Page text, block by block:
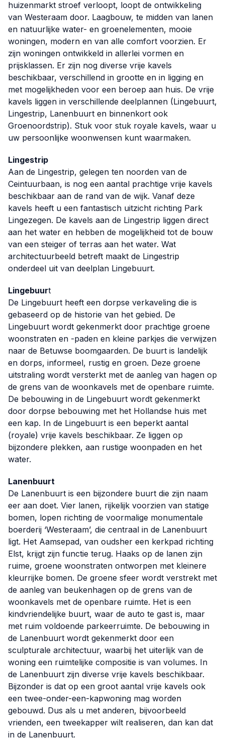
huizenmarkt stroef verloopt, loopt de ontwikkeling
van Westeraam door. Laagbouw, te midden van lanen
en natuurlijke water- en groenelementen, mooie
woningen, modern en van alle comfort voorzien. Er
zijn woningen ontwikkeld in allerlei vormen en
prijsklassen. Er zijn nog diverse vrije kavels
beschikbaar, verschillend in grootte en in ligging en
met mogelijkheden voor een beroep aan huis. De vrije
kavels liggen in verschillende deelplannen (Lingebuurt,
Lingestrip, Lanenbuurt en binnenkort ook
Groenoordstrip). Stuk voor stuk royale kavels, waar u
uw persoonlijke woonwensen kunt waarmaken.
Lingestrip
Aan de Lingestrip, gelegen ten noorden van de
Ceintuurbaan, is nog een aantal prachtige vrije kavels
beschikbaar aan de rand van de wijk. Vanaf deze
kavels heeft u een fantastisch uitzicht richting Park
Lingezegen. De kavels aan de Lingestrip liggen direct
aan het water en hebben de mogelijkheid tot de bouw
van een steiger of terras aan het water. Wat
architectuurbeeld betreft maakt de Lingestrip
onderdeel uit van deelplan Lingebuurt.
Lingebuurt
De Lingebuurt heeft een dorpse verkaveling die is
gebaseerd op de historie van het gebied. De
Lingebuurt wordt gekenmerkt door prachtige groene
woonstraten en -paden en kleine parkjes die verwijzen
naar de Betuwse boomgaarden. De buurt is landelijk
en dorps, informeel, rustig en groen. Deze groene
uitstraling wordt versterkt met de aanleg van hagen op
de grens van de woonkavels met de openbare ruimte.
De bebouwing in de Lingebuurt wordt gekenmerkt
door dorpse bebouwing met het Hollandse huis met
een kap. In de Lingebuurt is een beperkt aantal
(royale) vrije kavels beschikbaar. Ze liggen op
bijzondere plekken, aan rustige woonpaden en het
water.
Lanenbuurt
De Lanenbuurt is een bijzondere buurt die zijn naam
eer aan doet. Vier lanen, rijkelijk voorzien van statige
bomen, lopen richting de voormalige monumentale
boerderij ‘Westeraam’, die centraal in de Lanenbuurt
ligt. Het Aamsepad, van oudsher een kerkpad richting
Elst, krijgt zijn functie terug. Haaks op de lanen zijn
ruime, groene woonstraten ontworpen met kleinere
kleurrijke bomen. De groene sfeer wordt verstrekt met
de aanleg van beukenhagen op de grens van de
woonkavels met de openbare ruimte. Het is een
kindvriendelijke buurt, waar de auto te gast is, maar
met ruim voldoende parkeerruimte. De bebouwing in
de Lanenbuurt wordt gekenmerkt door een
sculpturale architectuur, waarbij het uiterlijk van de
woning een ruimtelijke compositie is van volumes. In
de Lanenbuurt zijn diverse vrije kavels beschikbaar.
Bijzonder is dat op een groot aantal vrije kavels ook
een twee-onder-een-kapwoning mag worden
gebouwd. Dus als u met anderen, bijvoorbeeld
vrienden, een tweekapper wilt realiseren, dan kan dat
in de Lanenbuurt.